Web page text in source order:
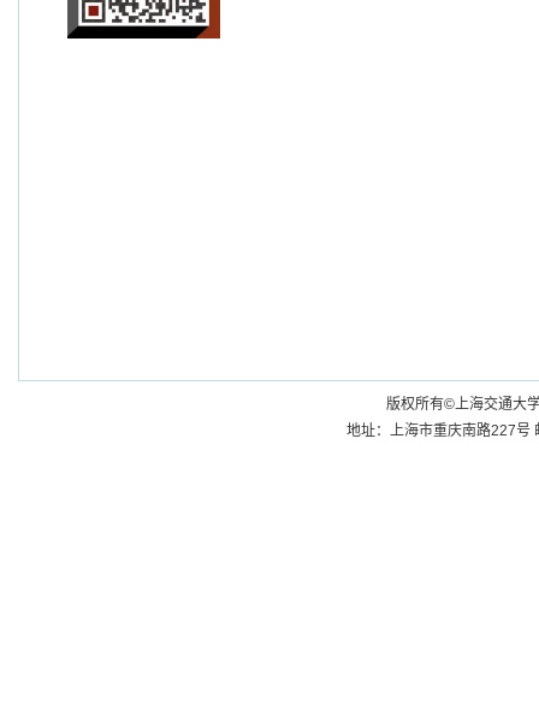
版权所有©上海交通大
地址：上海市重庆南路227号